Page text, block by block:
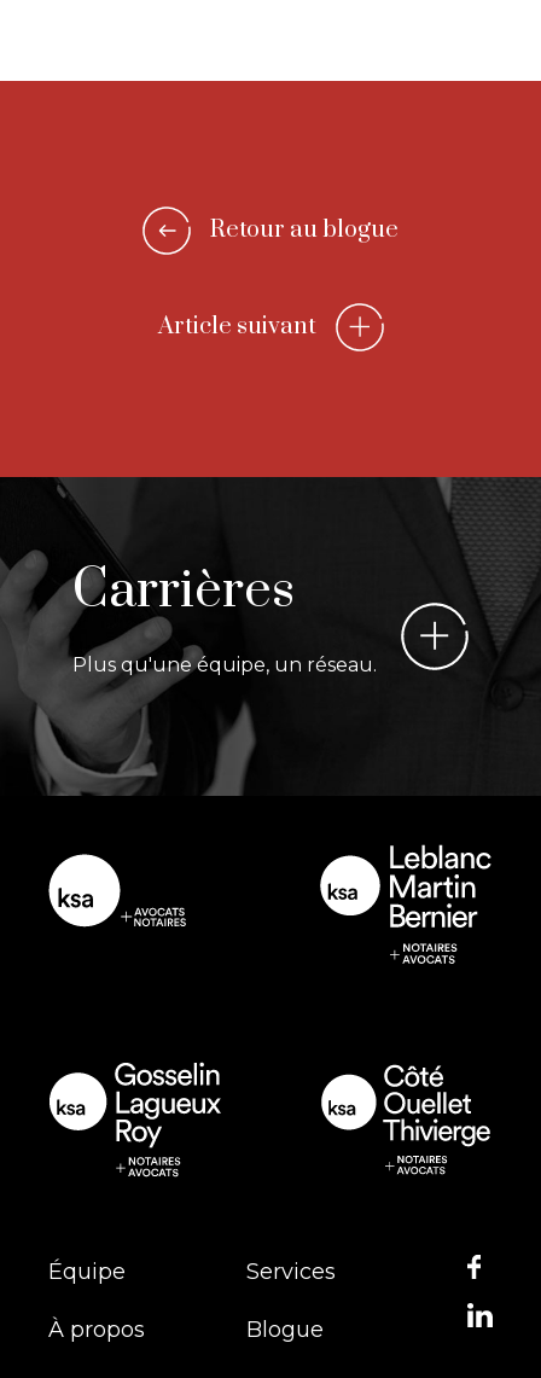
Retour au blogue
Article suivant
Équipe Services
À propos Blogue
Carrières
Plus qu'une équipe, un réseau.